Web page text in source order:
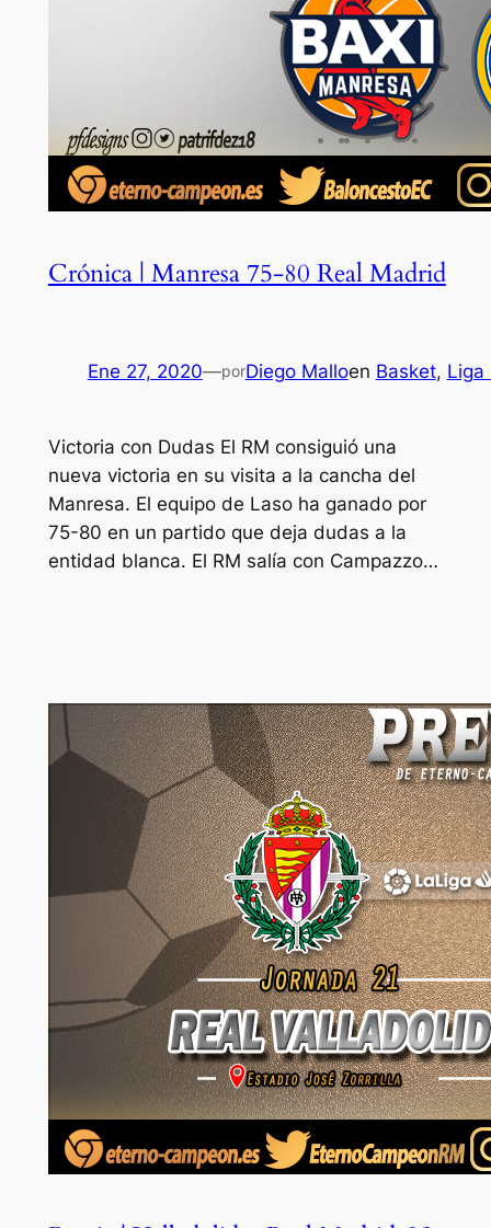
Crónica | Manresa 75-80 Real Madrid
Ene 27, 2020—porDiego Malloen Basket, Liga
Victoria con Dudas El RM consiguió una
nueva victoria en su visita a la cancha del
Manresa. El equipo de Laso ha ganado por
75-80 en un partido que deja dudas a la
entidad blanca. El RM salía con Campazzo…